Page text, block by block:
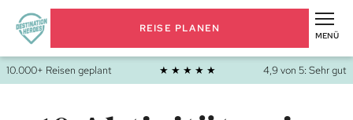
MENÜ
REISE PLANEN
10.000+ Reisen geplant ★ ★ ★ ★ ★ 4,9 von 5: Sehr gut